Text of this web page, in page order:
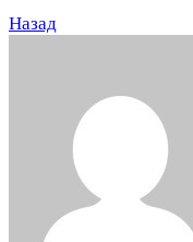
Назад